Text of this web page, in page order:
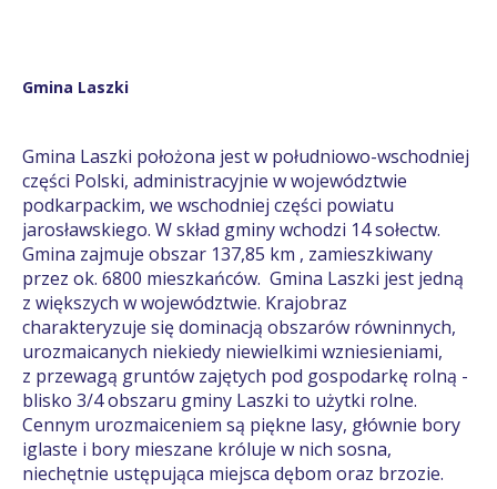
Gmina Laszki
Gmina Laszki położona jest w południowo-wschodniej
części Polski, administracyjnie w województwie
podkarpackim, we wschodniej części powiatu
jarosławskiego. W skład gminy wchodzi 14 sołectw.
Gmina zajmuje obszar 137,85 km , zamieszkiwany
przez ok. 6800 mieszkań­ców. Gmina Laszki jest jedną
z większych w województwie. Krajobraz
charakteryzuje się dominacją obszarów równinnych,
urozmaicanych niekiedy niewielkimi wzniesieniami,
z przewagą gruntów zajętych pod gospodarkę rolną -
blisko 3/4 obszaru gmi­ny Laszki to użytki rolne.
Cennym urozmaiceniem są piękne lasy, głównie bory
igla­ste i bory mieszane króluje w nich sosna,
niechętnie ustępująca miejsca dębom oraz brzozie.